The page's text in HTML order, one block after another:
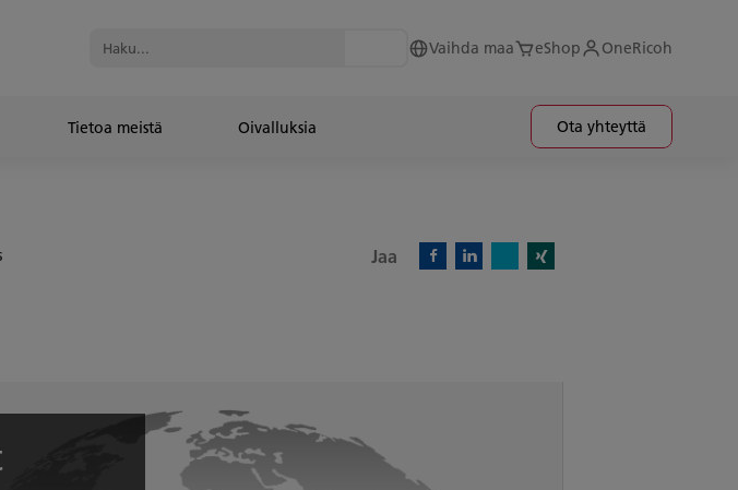
Vaihda maa eShop OneRicoh
Tietoa meistä Oivalluksia Ota yhteyttä
Jaa